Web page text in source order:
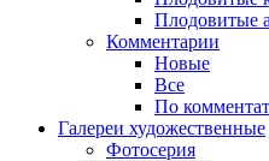
Плодовитые
Комментарии
Новые
Все
По
Галереи художественные
Фотосерия